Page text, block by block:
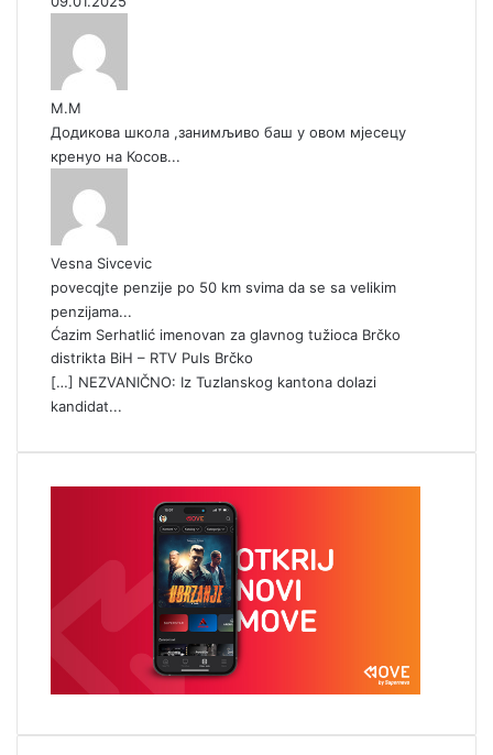
М.М
Додикова школа ,занимљиво баш у овом мјесецу
кренуо на Косов...
Vesna Sivcevic
povecqjte penzije po 50 km svima da se sa velikim
penzijama...
Ćazim Serhatlić imenovan za glavnog tužioca Brčko
distrikta BiH – RTV Puls Brčko
[…] NEZVANIČNO: Iz Tuzlanskog kantona dolazi
kandidat...